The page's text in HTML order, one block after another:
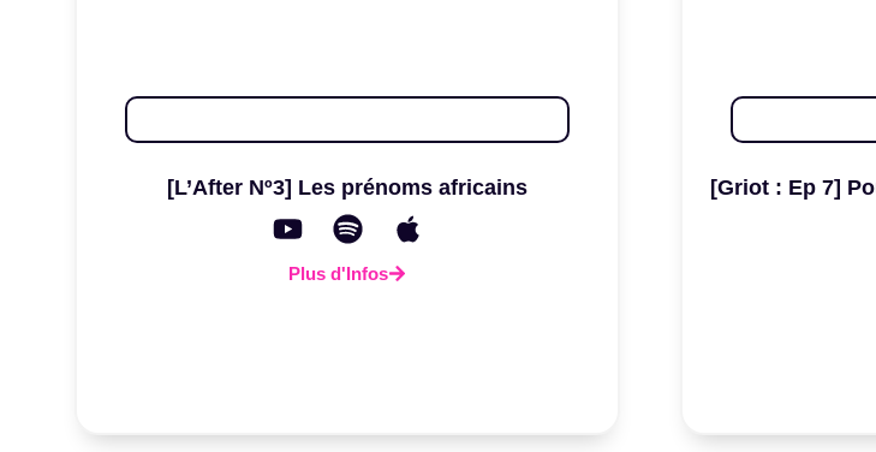
[L’After Nº3] Les prénoms africains
Plus d'Infos
[Griot : Ep 7]